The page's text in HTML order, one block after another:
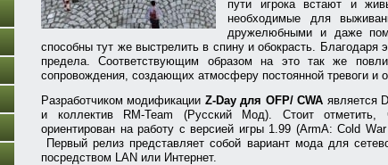
пути игрока встают и
необходимые для
дружелюбными и даже
способны тут же выстрелить в спину и обокрасть. Благодаря
предела. Соответствующим образом на это так же
сопровождения, создающих атмосферу постоянной тревоги и
Разработчиком модификации Z-Day для OFP/ CWA является
и коллектив RM-Team (Русский Мод). Стоит отметить,
ориентирован на работу с версией игры 1.99 (ArmA: Cold
Первый релиз представляет собой вариант мода для
посредством LAN или Интернет.